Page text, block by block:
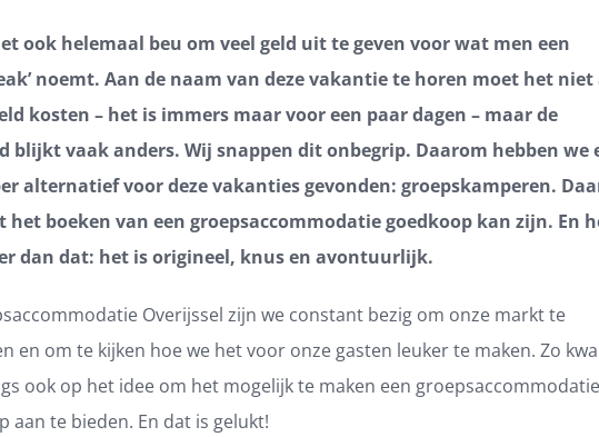
ook helemaal beu om veel geld uit te geven voor wat men een
noemt. Aan de naam van deze vakantie te horen moet het niet
kosten – het is immers maar voor een paar dagen – maar de
blijkt vaak anders. Wij snappen dit onbegrip. Daarom hebben we
alternatief voor deze vakanties gevonden: groepskamperen.
boeken van een groepsaccommodatie goedkoop kan zijn. En
dan dat: het is origineel, knus en avontuurlijk.
Overijssel zijn we constant bezig om onze markt te
en om te kijken hoe we het voor onze gasten leuker te maken. Zo
ook op het idee om het mogelijk te maken een groepsaccommodatie
aan te bieden. En dat is gelukt!